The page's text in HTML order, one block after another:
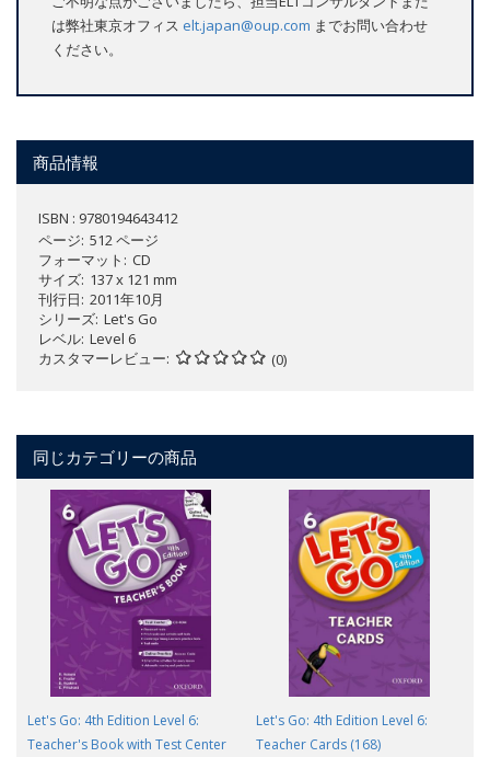
は弊社東京オフィス elt.japan@oup.com までお問い合わせ
ください。
商品情報
ISBN : 9780194643412
ページ 512 ページ
フォーマット
CD
サイズ 137 x 121 mm
刊行日 2011年10月
シリーズ Let's Go
レベル Level 6
カスタマーレビュー
(0)
同じカテゴリーの商品
Let's Go: 4th Edition Level 6:
Teacher's Book with Test Center
Let's Go: 4th Edition Level 6:
Teacher Cards (168)